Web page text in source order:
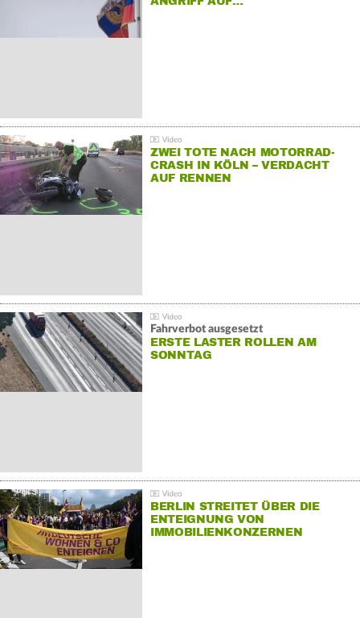
ZWEI TOTE NACH MOTORRAD-
CRASH IN KÖLN – VERDACHT
AUF RENNEN
Fahrverbot ausgesetzt
ERSTE LASTER ROLLEN AM
SONNTAG
BERLIN STREITET ÜBER DIE
ENTEIGNUNG VON
IMMOBILIENKONZERNEN